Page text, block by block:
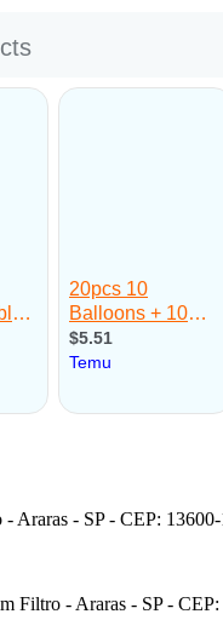
Araras - SP - CEP:
Filtro - Araras - SP -